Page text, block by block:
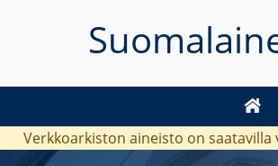
Verkkoarkiston aineisto on